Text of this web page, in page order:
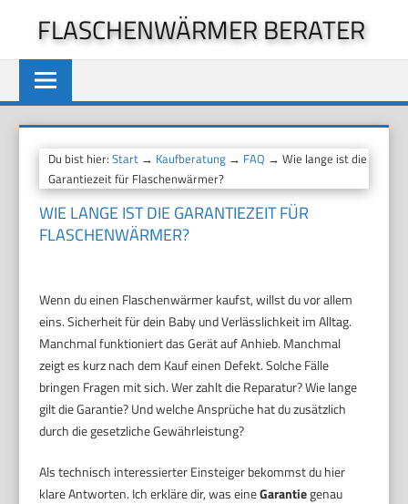
springen
FLASCHENWÄRMER BERATER
Du bist hier:Start → Kaufberatung → FAQ → Wie lange ist die
Garantiezeit für Flaschenwärmer?
WIE LANGE IST DIE GARANTIEZEIT FÜR
FLASCHENWÄRMER?
Wenn du einen Flaschenwärmer kaufst, willst du vor allem
eins. Sicherheit für dein Baby und Verlässlichkeit im Alltag.
Manchmal funktioniert das Gerät auf Anhieb. Manchmal
zeigt es kurz nach dem Kauf einen Defekt. Solche Fälle
bringen Fragen mit sich. Wer zahlt die Reparatur? Wie lange
gilt die Garantie? Und welche Ansprüche hat du zusätzlich
durch die gesetzliche Gewährleistung?
Als technisch interessierter Einsteiger bekommst du hier
klare Antworten. Ich erkläre dir, was eineGarantiegenau